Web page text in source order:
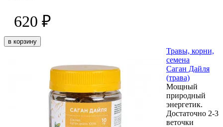
620 ₽
в корзину
Травы, корни,
семена
Саган Дайля
(трава)
Мощный
природный
энергетик.
Достаточно 2-3
веточки